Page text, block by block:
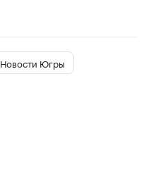
Новости Югры